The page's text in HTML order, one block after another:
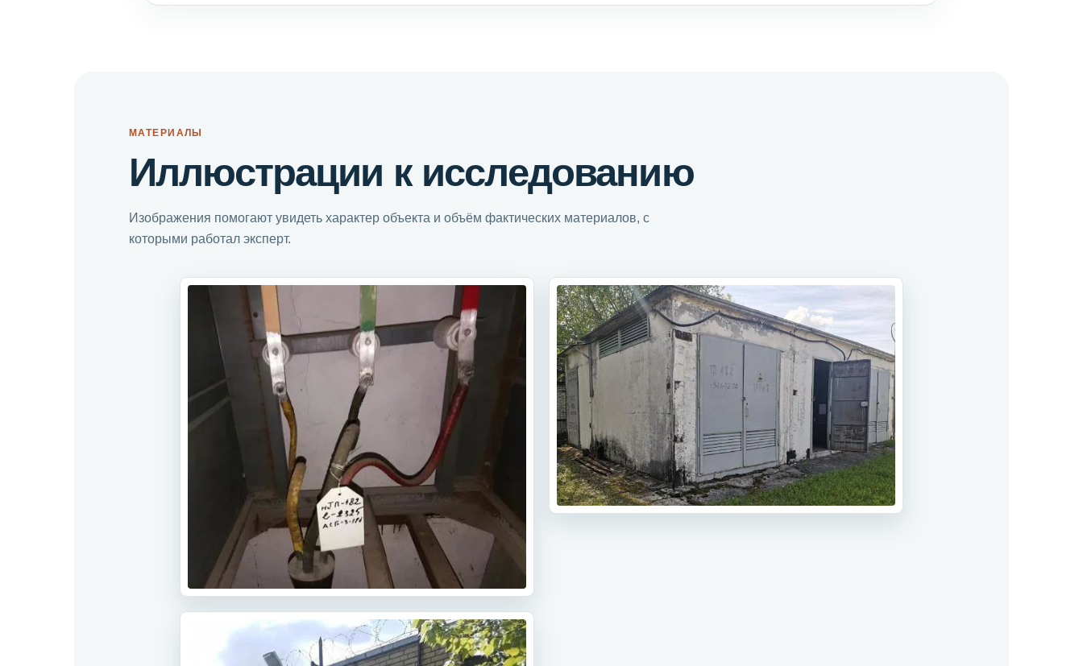
МАТЕРИАЛЫ
Иллюстрации к исследованию
Изображения помогают увидеть характер объекта и объём фактических материалов, с
которыми работал эксперт.